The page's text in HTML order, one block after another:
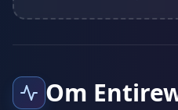
Om